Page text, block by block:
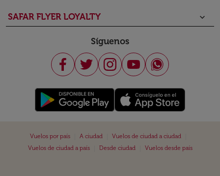
SAFAR FLYER LOYALTY keyboard_arrow_down
Síguenos
Vuelos por país A ciudad Vuelos de ciudad a ciudad
Vuelos de ciudad a país
Desde ciudad Vuelos desde país